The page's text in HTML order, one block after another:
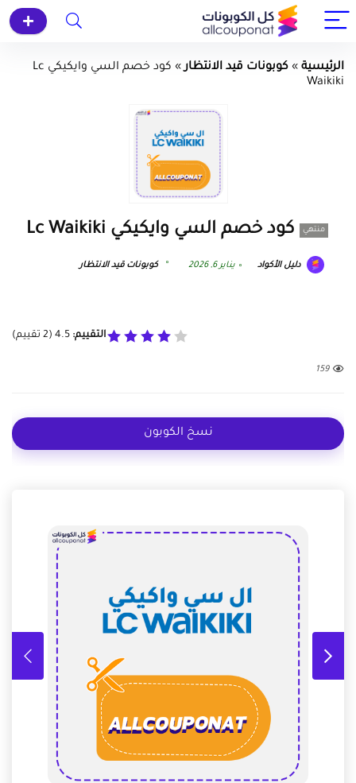
الرئيسية » كوبونات قيد الانتظار»
كود خصم السي وايكيكي Lc
Waikiki
منتهي كود خصم السي وايكيكي Lc Waikiki
دليل الأكواد يناير 6, 2026 كوبونات قيد الانتظار
التقييم: 4.5
(
2 تقييم)
159
نسخ الكوبون